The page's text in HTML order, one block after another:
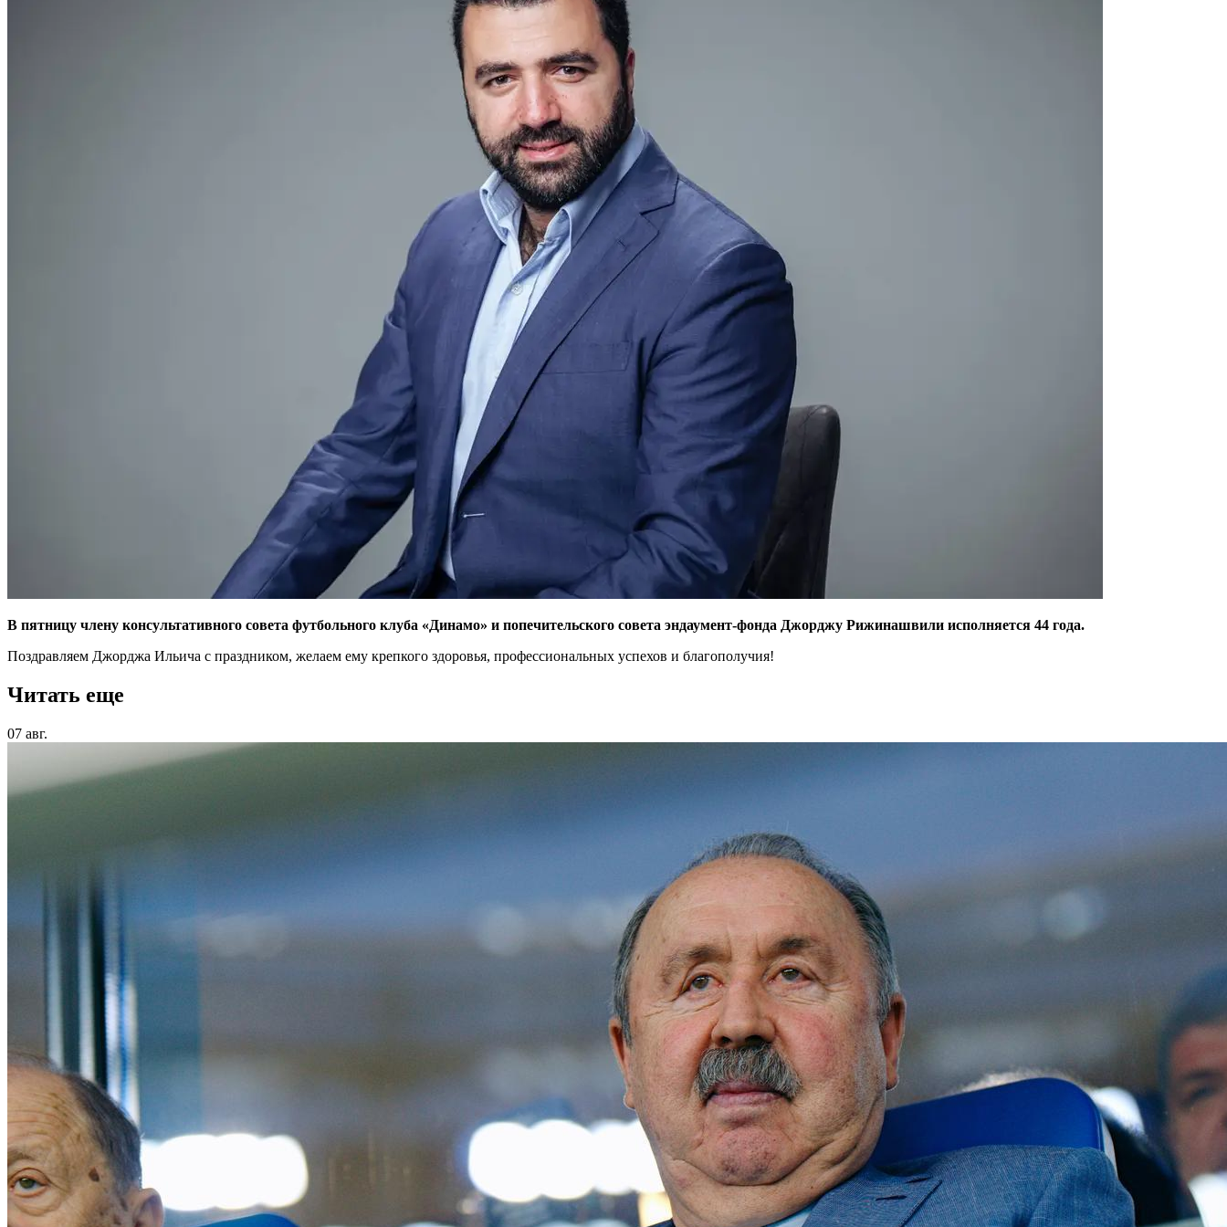
В пятницу члену консультативного совета футбольного клуба «Динамо» и попечительского совета эндаумент-фонда Джорджу Рижинашвили исполняется 44 года.
Поздравляем Джорджа Ильича с праздником, желаем ему крепкого здоровья, профессиональных успехов и благополучия!
Читать еще
07 авг.